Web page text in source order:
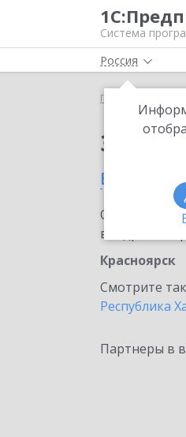
Система
Россия
Главная
в
внедрение
Красноярск
Смотрите
Республика
Партнеры в